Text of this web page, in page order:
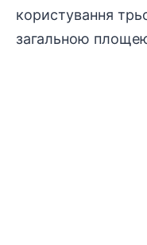
користування
загальною